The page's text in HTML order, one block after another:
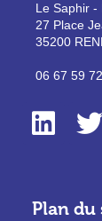
Le Saphir -
27 Place
35200
06 67 59
Plan du